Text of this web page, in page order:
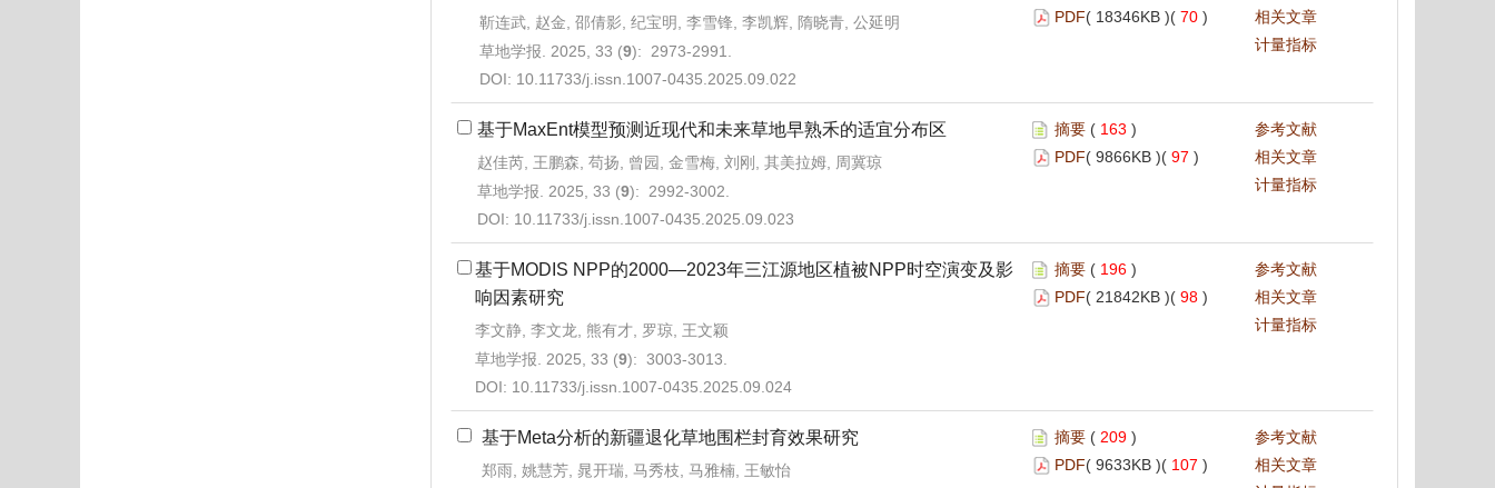
靳连武, 赵金, 邵倩影, 纪宝明, 李雪锋, 李凯辉, 隋晓青, 公延明
草地学报. 2025, 33 (9): 2973-2991.
DOI: 10.11733/j.issn.1007-0435.2025.09.022
PDF( 18346KB )( 70 )
相关文章
计量指标
基于MaxEnt模型预测近现代和未来草地早熟禾的适宜分布区
赵佳芮, 王鹏森, 苟扬, 曾园, 金雪梅, 刘刚, 其美拉姆, 周冀琼
草地学报. 2025, 33 (9): 2992-3002.
DOI: 10.11733/j.issn.1007-0435.2025.09.023
摘要 ( 163 )
PDF( 9866KB )( 97 )
参考文献
相关文章
计量指标
基于MODIS NPP的2000—2023年三江源地区植被NPP时空演变及影
响因素研究
李文静, 李文龙, 熊有才, 罗琼, 王文颖
草地学报. 2025, 33 (9): 3003-3013.
DOI: 10.11733/j.issn.1007-0435.2025.09.024
摘要 ( 196 )
PDF( 21842KB )( 98 )
参考文献
相关文章
计量指标
基于Meta分析的新疆退化草地围栏封育效果研究
郑雨, 姚慧芳, 晁开瑞, 马秀枝, 马雅楠, 王敏怡
摘要 ( 209 )
PDF( 9633KB )( 107 )
参考文献
相关文章